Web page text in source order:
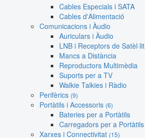
Cables Especials i SATA
Cables d'Alimentació
Comunicacions i Àudio
Auriculars i Àudio
LNB i Receptors de Satèl·lit
Mancs a Distància
Reproductors Multimèdia
Suports per a TV
Walkie Talkies i Ràdio
Perifèrics (9)
Portàtils i Accessoris (6)
Bateries per a Portàtils
Carregadors per a Portàtils
Xarxes i Connectivitat (15)